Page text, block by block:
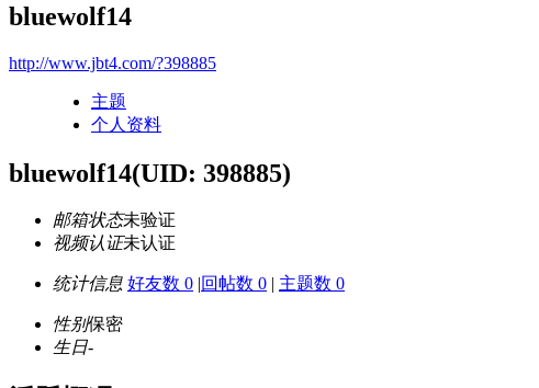
bluewolf14
http://www.jbt4.com/?398885
主题
个人资料
bluewolf14(UID: 398885)
邮箱状态未验证
视频认证未认证
统计信息 好友数 0 |回帖数 0 | 主题数 0
性别保密
生日-